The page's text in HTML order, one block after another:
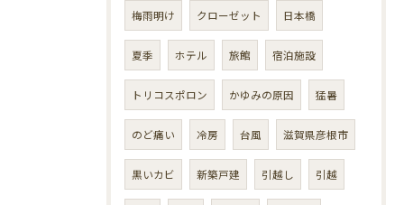
梅雨明け クローゼット 日本橋
夏季 ホテル 旅館 宿泊施設
トリコスポロン かゆみの原因 猛暑
のど痛い 冷房 台風 滋賀県彦根市
黒いカビ 新築戸建 引越し 引越